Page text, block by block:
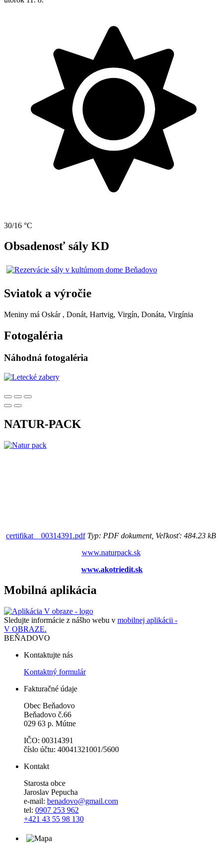
30/16 °C
Obsadenosť sály KD
Sviatok a výročie
Meniny má Oskár , Donát, Hartvig, Virgín, Donáta, Virgínia
Fotogaléria
Náhodná fotogaléria
NATUR-PACK
certifikat__00314391.pdfTyp: PDF dokument, Veľkosť: 484.23 kB
www.naturpack.sk
www.akotriedit.sk
Mobilná aplikácia
Sledujte informácie z nášho webu v mobilnej aplikácii -
V OBRAZE.
BEŇADOVO
Kontaktujte nás
Kontaktný formulár
Fakturačné údaje
Obec Beňadovo
Beňadovo č.66
029 63 p. Mútne
IČO: 00314391
číslo účtu: 40041321001/5600
Kontakt
Starosta obce
Jaroslav Pepucha
e-mail: benadovo@gmail.com
tel: 0907 253 962
+421 43 55 98 130